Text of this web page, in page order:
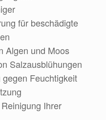
für beschädigte
Algen und Moos
Salzausblühungen
Feuchtigkeit
Ihrer